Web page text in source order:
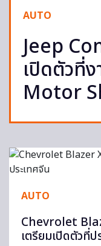
AUTO
Jeep
เปิดตัวที่
Motor
AUTO
Chevrolet
เตรียมเปิดตัวที่ป